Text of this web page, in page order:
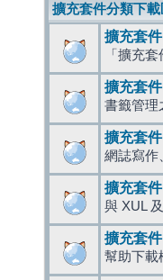
擴充套件分類下載
擴充套
「擴充
擴充套
書籤管理
擴充套
網誌寫作
擴充套
與 XUL
擴充套
幫助下載